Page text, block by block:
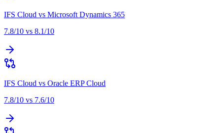
IFS Cloud vs Microsoft Dynamics 365
7.8/10 vs 8.1/10
IFS Cloud vs Oracle ERP Cloud
7.8/10 vs 7.6/10